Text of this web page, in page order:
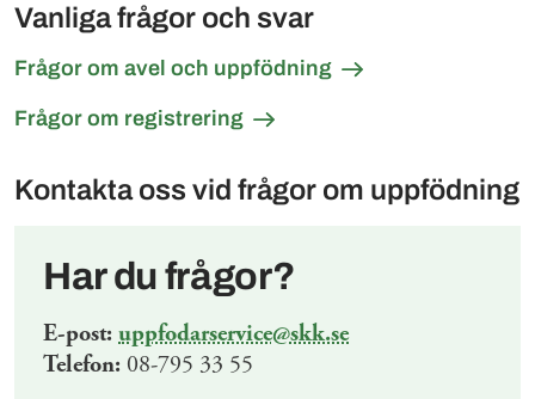
Vanliga frågor och svar
Frågor om avel och uppfödning
Frågor om registrering
Kontakta oss vid frågor om uppfödning
Har du frågor?
E-post: uppfodarservice@skk.se
Telefon: 08-795 33 55